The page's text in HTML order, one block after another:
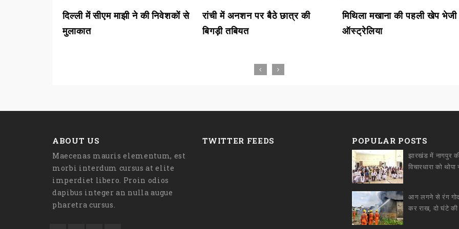
दिल्ली में सीएम माझी ने की निवेशकों से
मुलाकात
रांची में अनशन पर बैठे छात्र की
बिगड़ी तबियत
मिथिला मखाना की पहली खेप
ऑस्ट्रेलिया
ABOUT US
Maecenas mauris elementum, est
morbi interdum cursus at elite
imperdiet libero. Proin odios
dapibus integer an nulla augue
pharetra cursus.
TWITTER FEEDS POPULAR POSTS
झारखंड में नागपुर
आग लगने से रंग